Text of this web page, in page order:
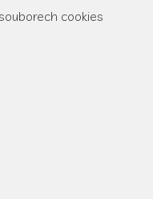
cookies